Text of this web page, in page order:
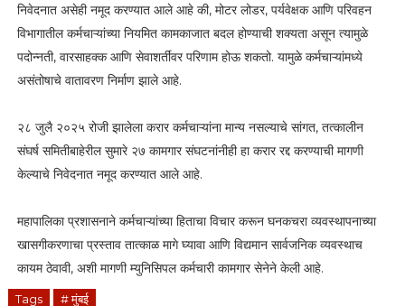
निवेदनात असेही नमूद करण्यात आले आहे की, मोटर लोडर, पर्यवेक्षक आणि परिवहन
विभागातील कर्मचाऱ्यांच्या नियमित कामकाजात बदल होण्याची शक्यता असून त्यामुळे
पदोन्नती, वारसाहक्क आणि सेवाशर्तींवर परिणाम होऊ शकतो. यामुळे कर्मचाऱ्यांमध्ये
असंतोषाचे वातावरण निर्माण झाले आहे.
२८ जुलै २०२५ रोजी झालेला करार कर्मचाऱ्यांना मान्य नसल्याचे सांगत, तत्कालीन
संघर्ष समितीबाहेरील सुमारे २७ कामगार संघटनांनीही हा करार रद्द करण्याची मागणी
केल्याचे निवेदनात नमूद करण्यात आले आहे.
महापालिका प्रशासनाने कर्मचाऱ्यांच्या हिताचा विचार करून घनकचरा व्यवस्थापनाच्या
खासगीकरणाचा प्रस्ताव तात्काळ मागे घ्यावा आणि विद्यमान सार्वजनिक व्यवस्थाच
कायम ठेवावी, अशी मागणी म्युनिसिपल कर्मचारी कामगार सेनेने केली आहे.
Tags # मुंबई